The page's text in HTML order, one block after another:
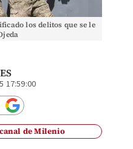
los delitos que se le
17:59:00
de Milenio